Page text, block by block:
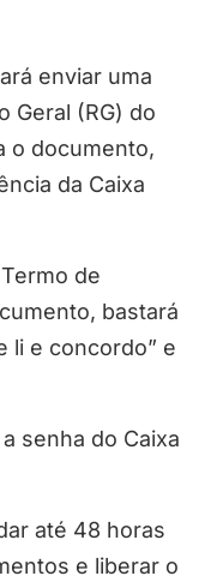
enviar uma
Geral (RG) do
o documento,
da Caixa
de
bastará
li e concordo” e
senha do Caixa
até 48 horas
e liberar o